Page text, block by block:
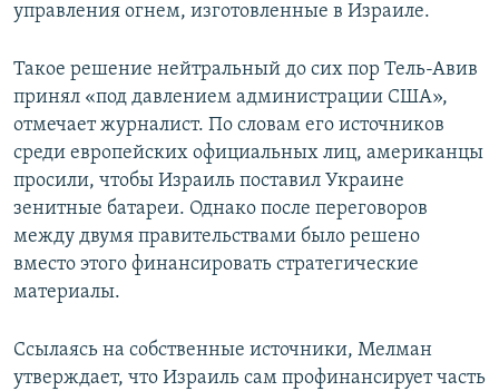
управления огнем, изготовленные в Израиле.
Такое решение нейтральный до сих пор Тель-Авив
принял «под давлением администрации США»,
отмечает журналист. По словам его источников
среди европейских официальных лиц, американцы
просили, чтобы Израиль поставил Украине
зенитные батареи. Однако после переговоров
между двумя правительствами было решено
вместо этого финансировать стратегические
материалы.
Ссылаясь на собственные источники, Мелман
утверждает, что Израиль сам профинансирует часть